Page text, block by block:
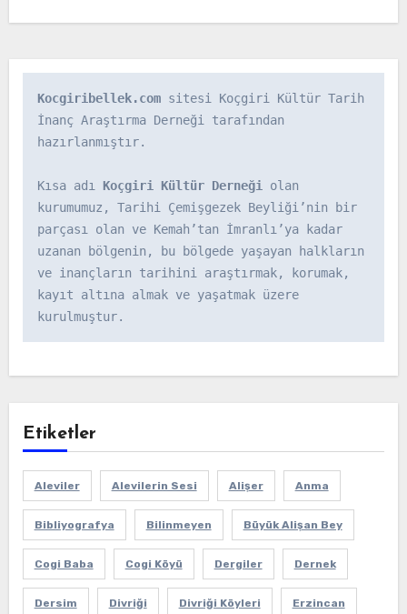
Kocgiribellek.com sitesi Koçgiri Kültür Tarih
İnanç Araştırma Derneği tarafından
hazırlanmıştır.
Kısa adı Koçgiri Kültür Derneği olan
kurumumuz, Tarihi Çemişgezek Beyliği’nin bir
parçası olan ve Kemah’tan İmranlı’ya kadar
uzanan bölgenin, bu bölgede yaşayan halkların
ve inançların tarihini araştırmak, korumak,
kayıt altına almak ve yaşatmak üzere
kurulmuştur.
Etiketler
Aleviler Alevilerin Sesi Alişer Anma
Bibliyografya Bilinmeyen Büyük Alişan Bey
Cogi Baba Cogi Köyü Dergiler Dernek
Dersim Divriği Divriği Köyleri Erzincan